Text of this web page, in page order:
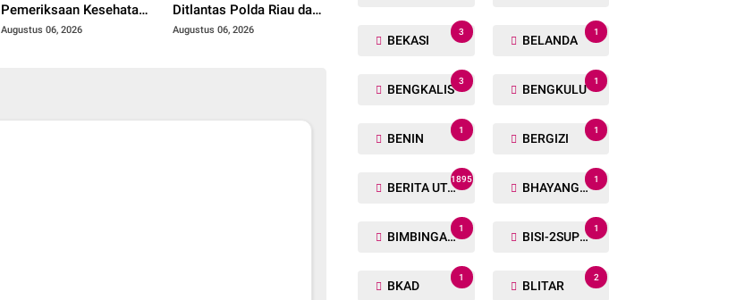
Pemeriksaan Kesehatan
Gratis untuk Warga
Augustus 06, 2026
Ditlantas Polda Riau dan
Polantas KARIB Kobarkan
Augustus 06, 2026
BEKASI
3
BELANDA
1
BENGKALIS
3
BENGKULU
1
BENIN
1
BERGIZI
1
BERITA UTAMA
1895
BHAYANGKARA RUN
1
BIMBINGAN ROHANI
1
BISI-2SUPER
1
BKAD
1
BLITAR
2